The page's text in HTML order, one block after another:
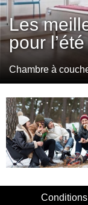
Les
pour
Chambre à